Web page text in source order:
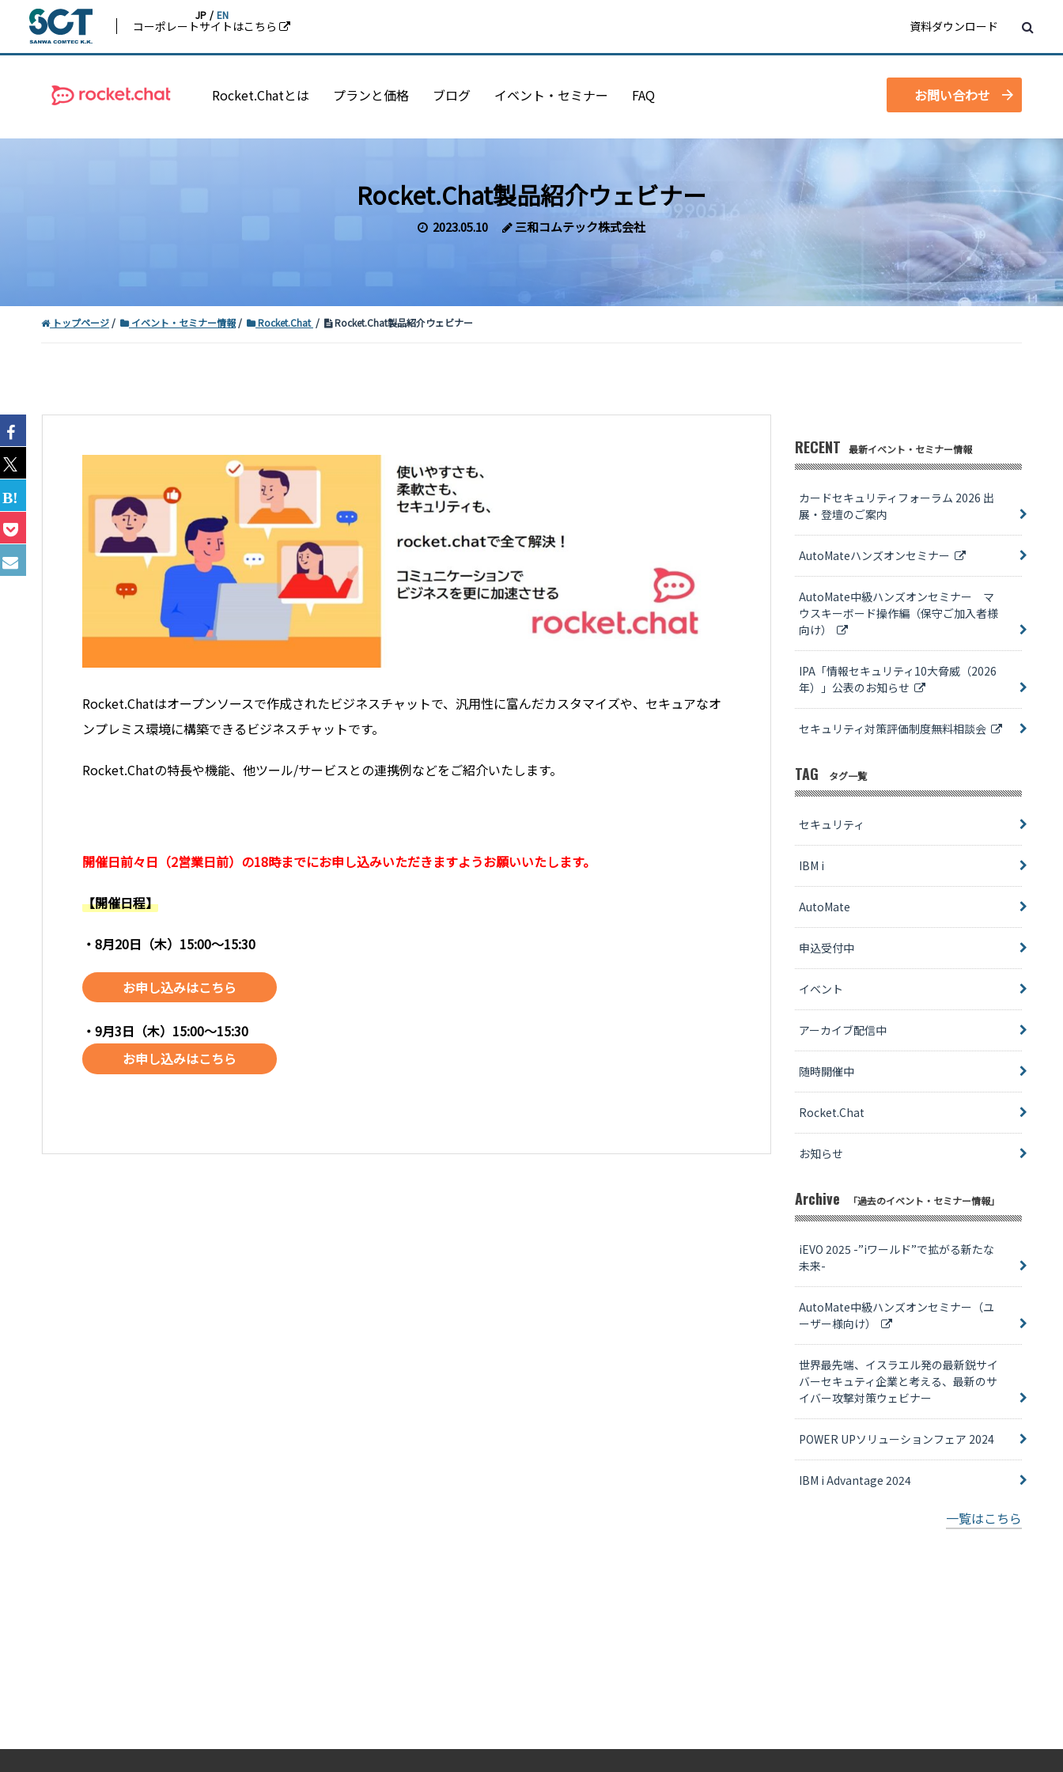
コーポレートサイトはこちら
JP / EN
資料ダウンロード
Rocket.Chatとは プランと価格 ブログ イベント・セミナー FAQ お問い合わせ
Rocket.Chat製品紹介ウェビナー
2023.05.10 三和コムテック株式会社
トップページ イベント・セミナー情報 Rocket.Chat Rocket.Chat製品紹介ウェビナー
Rocket.Chatはオープンソースで作成されたビジネスチャットで、汎用性に富んだカスタマイズや、セキュアなオ
ンプレミス環境に構築できるビジネスチャットです。
Rocket.Chatの特長や機能、他ツール/サービスとの連携例などをご紹介いたします。
開催日前々日（2営業日前）の18時までにお申し込みいただきますようお願いいたします。
【開催日程】
・8月20日（木）15:00～15:30
お申し込みはこちら
・9月3日（木）15:00～15:30
お申し込みはこちら
RECENT 最新イベント・セミナー情報
カードセキュリティフォーラム 2026 出
展・登壇のご案内
AutoMateハンズオンセミナー
AutoMate中級ハンズオンセミナー マ
ウスキーボード操作編（保守ご加入者様
向け）
IPA「情報セキュリティ10大脅威（2026
年）」公表のお知らせ
セキュリティ対策評価制度無料相談会
TAG タグ一覧
セキュリティ
IBM i
AutoMate
申込受付中
イベント
アーカイブ配信中
随時開催中
Rocket.Chat
お知らせ
Archive 「過去のイベント・セミナー情報」
iEVO 2025 -”iワールド”で拡がる新たな
未来-
AutoMate中級ハンズオンセミナー（ユ
ーザー様向け）
世界最先端、イスラエル発の最新鋭サイ
バーセキュティ企業と考える、最新のサ
イバー攻撃対策ウェビナー
POWER UPソリューションフェア 2024
IBM i Advantage 2024
一覧はこちら